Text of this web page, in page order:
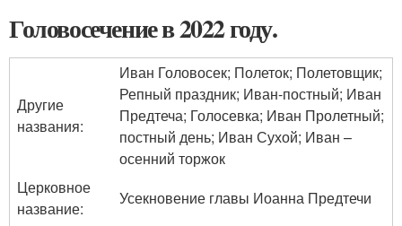
Головосечение в 2022 году.
Другие
названия:
Иван Головосек; Полеток; Полетовщик;
Репный праздник; Иван-постный; Иван
Предтеча; Голосевка; Иван Пролетный;
постный день; Иван Сухой; Иван –
осенний торжок
Церковное
название:
Усекновение главы Иоанна Предтечи